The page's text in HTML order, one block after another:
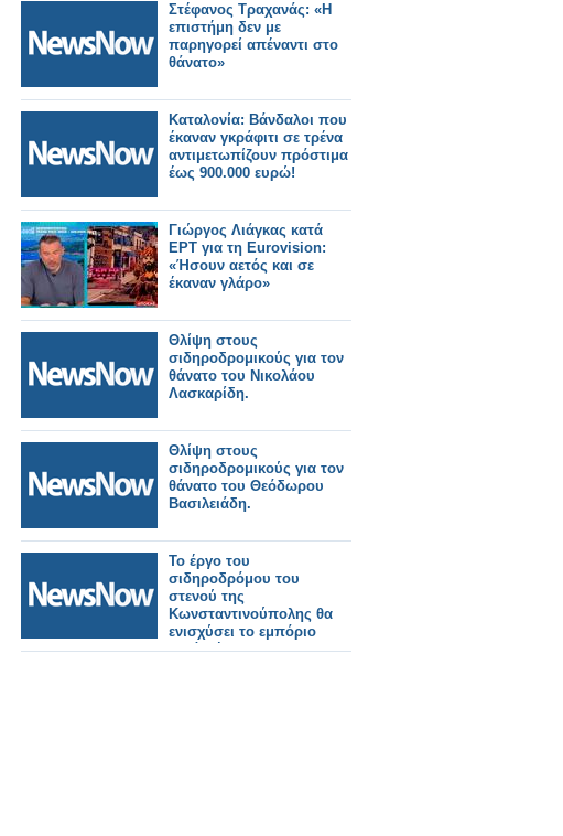
Στέφανος Τραχανάς: «Η
επιστήμη δεν με
παρηγορεί απέναντι στο
θάνατο»
Καταλονία: Βάνδαλοι που
έκαναν γκράφιτι σε τρένα
αντιμετωπίζουν πρόστιμα
έως 900.000 ευρώ!
Γιώργος Λιάγκας κατά
ΕΡΤ για τη Eurovision:
«Ήσουν αετός και σε
έκαναν γλάρο»
Θλίψη στους
σιδηροδρομικούς για τον
θάνατο του Νικολάου
Λασκαρίδη.
Θλίψη στους
σιδηροδρομικούς για τον
θάνατο του Θεόδωρου
Βασιλειάδη.
Το έργο του
σιδηροδρόμου του
στενού της
Κωνσταντινούπολης θα
ενισχύσει το εμπόριο
κατά μήκος της